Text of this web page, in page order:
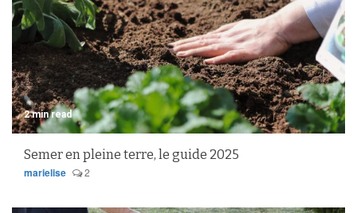
2 min read
Semer en pleine terre, le guide 2025
marielise 2